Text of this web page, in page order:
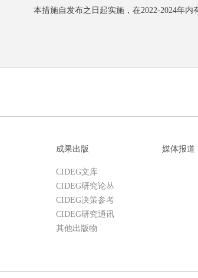
本措施自发布之日起实施，在2022-2024年内
成果出版
CIDEG文库
CIDEG研究论丛
CIDEG决策参考
CIDEG研究通讯
其他出版物
媒体报道